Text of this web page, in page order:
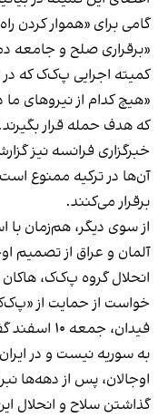
گامی برای «هموار کردن
«برقراری صلح و جامعه
کمیته اجرایی پ‌ک‌ک که
«هیچ کدام از نیروهای
که هدف حمله قرار
خبرگزاری فرانسه نیز
آن‌ها در ترکیه ممنوع
برقرار می‌کنند.
از سوی دیگر، هم‌زمان با
آلمان و عراق از تصمیم
انحلال گروه پ‌ک‌ک، هاکان
خواست از حمایت از
فیدان،
به سوریه نیست و در
اوجالان، پس از دهه‌ها
گذاشتن سلاح و انحلال